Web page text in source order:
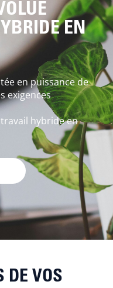
EN
en puissance de
exigences
hybride en
DE VOS